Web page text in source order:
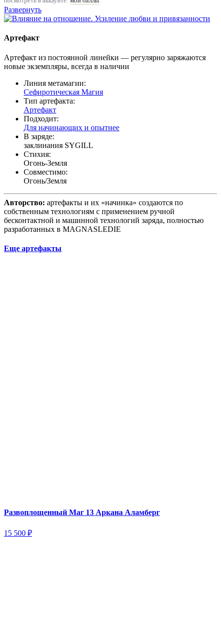
Развернуть
Артефакт
Артефакт из постоянной линейки — регулярно заряжаются
новые экземпляры, всегда в наличии
Линия метамагии:
Сефиротическая Магия
Тип артефакта:
Артефакт
Подходит:
Для начинающих и опытнее
В заряде:
заклинания SYGILL
Стихия:
Огонь-Земля
Совместимо:
Огонь/Земля
Авторство: артефакты и их «начинка» создаются по
собственным технологиям с применением ручной
бесконтактной и машинной технологий заряда, полностью
разработанных в MAGNASLEDIE
Еще артефакты
Развоплощенный Маг 13 Аркана Аламберг
15 500 ₽